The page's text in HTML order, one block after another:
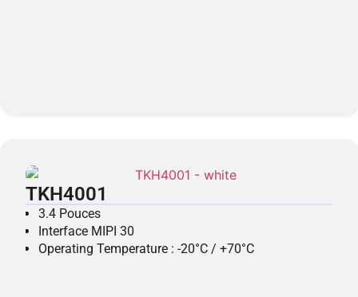
TKH4001
3.4 Pouces
Interface MIPI 30
Operating Temperature : -20°C / +70°C